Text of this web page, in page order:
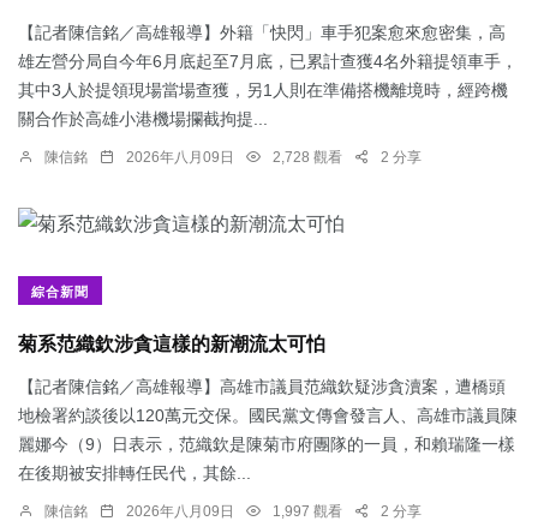
【記者陳信銘／高雄報導】外籍「快閃」車手犯案愈來愈密集，高
雄左營分局自今年6月底起至7月底，已累計查獲4名外籍提領車手，
其中3人於提領現場當場查獲，另1人則在準備搭機離境時，經跨機
關合作於高雄小港機場攔截拘提...
陳信銘 2026年八月09日 2,728 觀看 2 分享
綜合新聞
菊系范織欽涉貪這樣的新潮流太可怕
【記者陳信銘／高雄報導】高雄市議員范織欽疑涉貪瀆案，遭橋頭
地檢署約談後以120萬元交保。國民黨文傳會發言人、高雄市議員陳
麗娜今（9）日表示，范織欽是陳菊市府團隊的一員，和賴瑞隆一樣
在後期被安排轉任民代，其餘...
陳信銘 2026年八月09日 1,997 觀看 2 分享